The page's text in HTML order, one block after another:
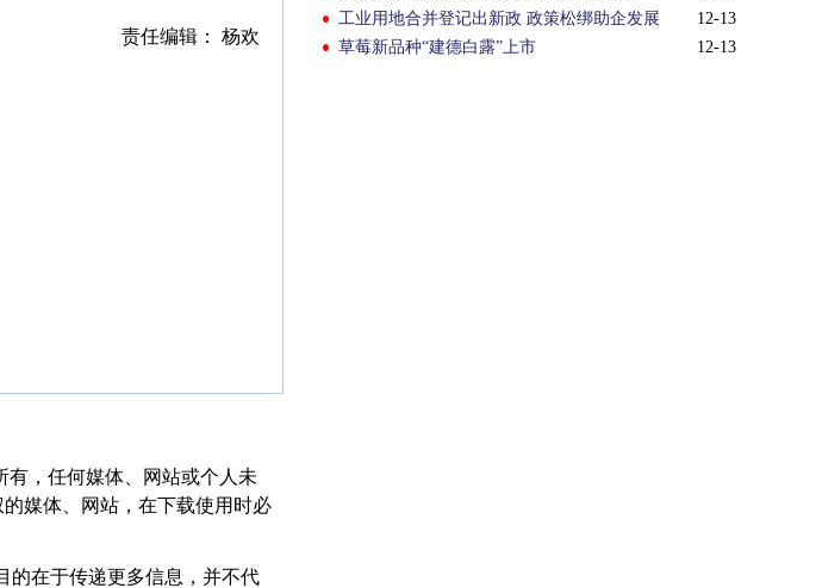
12-13
工业用地合并登记出新政 政策松绑助企发展
12-13
草莓新品种“建德白露”上市
责任编辑： 杨欢
，任何媒体、网站或个人未
媒体、网站，在下载使用时必
的在于传递更多信息，并不代